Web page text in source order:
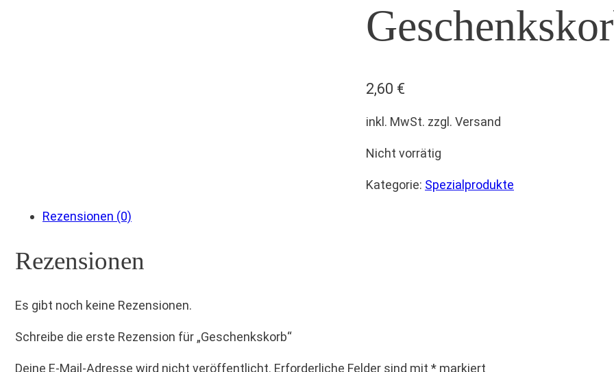
2,60 €
inkl. MwSt. zzgl. Versand
Nicht vorrätig
Kategorie: Spezialprodukte
Rezensionen (0)
Rezensionen
Es gibt noch keine Rezensionen.
Schreibe die erste Rezension für „Geschenkskorb“
Deine E-Mail-Adresse wird nicht veröffentlicht. Erforderliche Felder sind mit * markiert